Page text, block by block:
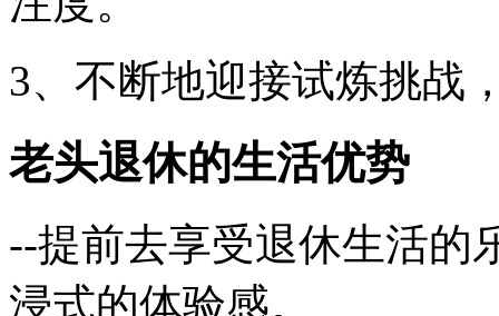
3、不断地迎接试炼挑战
老头退休的生活优势
--提前去享受退休生活的
浸式的体验感。